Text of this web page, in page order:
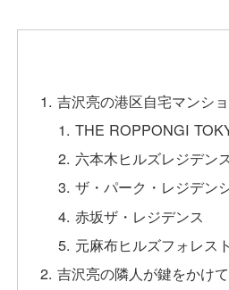
吉沢亮の港区自宅マンシ
THE ROPPONGI
六本木ヒルズレジデン
ザ・パーク・レジデン
赤坂ザ・レジデンス
元麻布ヒルズフォレス
吉沢亮の隣人が鍵をかけ